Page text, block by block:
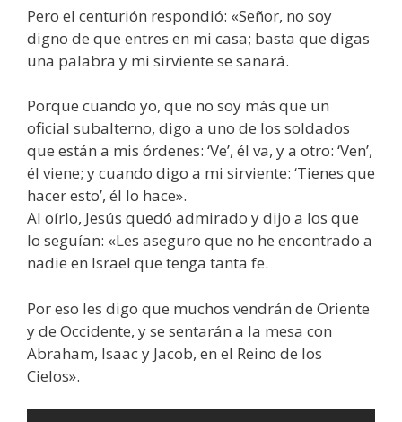
Pero el centurión respondió: «Señor, no soy
digno de que entres en mi casa; basta que digas
una palabra y mi sirviente se sanará.
Porque cuando yo, que no soy más que un
oficial subalterno, digo a uno de los soldados
que están a mis órdenes: ‘Ve’, él va, y a otro: ‘Ven’,
él viene; y cuando digo a mi sirviente: ‘Tienes que
hacer esto’, él lo hace».
Al oírlo, Jesús quedó admirado y dijo a los que
lo seguían: «Les aseguro que no he encontrado a
nadie en Israel que tenga tanta fe.
Por eso les digo que muchos vendrán de Oriente
y de Occidente, y se sentarán a la mesa con
Abraham, Isaac y Jacob, en el Reino de los
Cielos».